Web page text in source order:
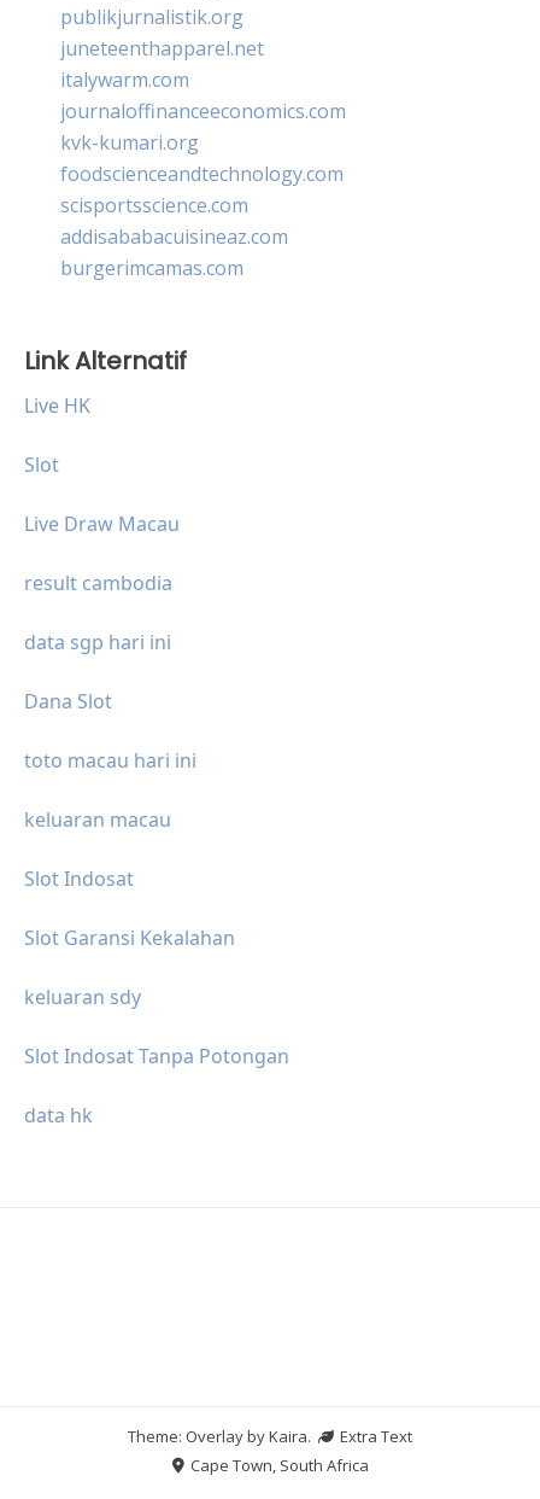
publikjurnalistik.org
juneteenthapparel.net
italywarm.com
journaloffinanceeconomics.com
kvk-kumari.org
foodscienceandtechnology.com
scisportsscience.com
addisababacuisineaz.com
burgerimcamas.com
Link Alternatif
Live HK
Slot
Live Draw Macau
result cambodia
data sgp hari ini
Dana Slot
toto macau hari ini
keluaran macau
Slot Indosat
Slot Garansi Kekalahan
keluaran sdy
Slot Indosat Tanpa Potongan
data hk
Theme: Overlay byKaira.
Extra Text
Cape Town, South Africa